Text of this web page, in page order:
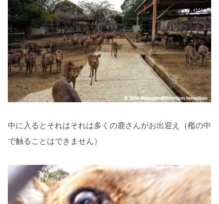
中に入るとそれはそれは多くの鹿さんがお出迎え（檻の中
で触ることはできません）